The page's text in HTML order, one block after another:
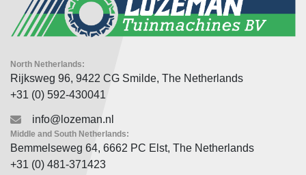
North Netherlands:
Rijksweg 96, 9422 CG Smilde, The Netherlands
+31 (0) 592-430041
Middle and South Netherlands:
Bemmelseweg 64, 6662 PC Elst, The Netherlands
+31 (0) 481-371423
info@lozeman.nl